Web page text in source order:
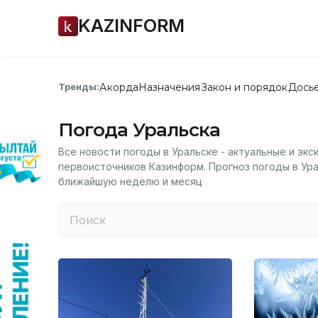
KAZINFORM
Тренды:АкордаНазначенияЗакон и порядок
Погода Уральска
Все новости погоды в Уральске - актуальные и
первоисточников Казинформ. Прогноз погоды в
ближайшую неделю и месяц